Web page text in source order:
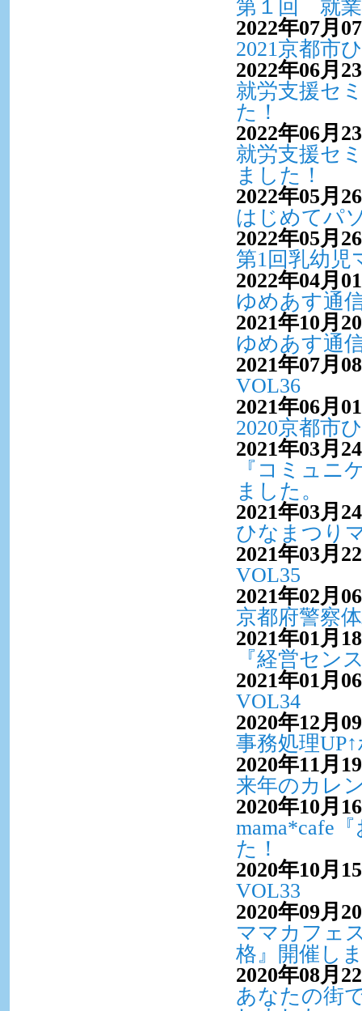
第１回 就
2022年07月
2021京都市
2022年06月
就労支援セ
た！
2022年06月
就労支援セ
ました！
2022年05月
はじめてパ
2022年05月
第1回乳幼
2022年04月
ゆめあす通
2021年10月
ゆめあす通
2021年07月
VOL36
2021年06月
2020京都市
2021年03月
『コミュニ
ました。
2021年03月
ひなまつり
2021年03月
VOL35
2021年02月
京都府警察
2021年01月
『経営セン
2021年01月
VOL34
2020年12月
事務処理
2020年11月
来年のカレ
2020年10月
mama*cafe
た！
2020年10月
VOL33
2020年09月
ママカフェ
格』開催し
2020年08月
あなたの街